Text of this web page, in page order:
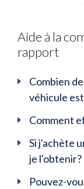
Aide à la
rapport
Combien
véhicule
Comment
Si j'achète
je l'obtenir?
Pouvez-